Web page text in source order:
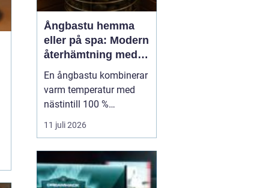
Ångbastu hemma
eller på spa: Modern
återhämtning med
uråldrig logik
En ångbastu kombinerar
varm temperatur med
nästintill 100 %
luftfuktighet för att
skapa en intensiv men
värmeupplevelse. Till
skillnad från en
11 juli 2026